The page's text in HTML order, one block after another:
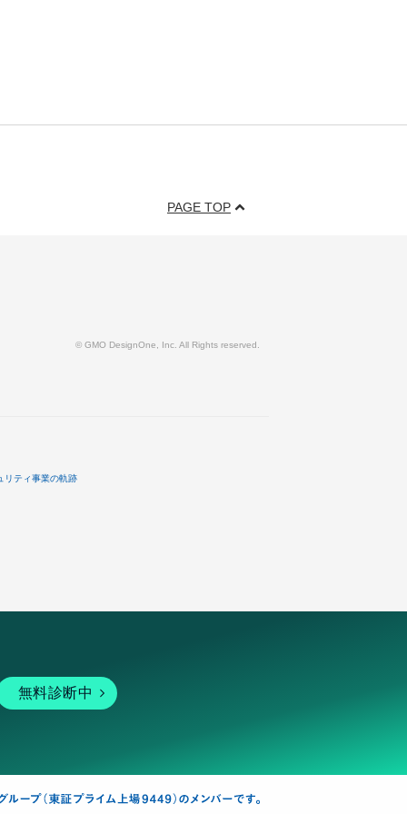
PAGE TOP
© GMO DesignOne, Inc. All Rights reserved.
リティ事業の軌跡
無料診断中